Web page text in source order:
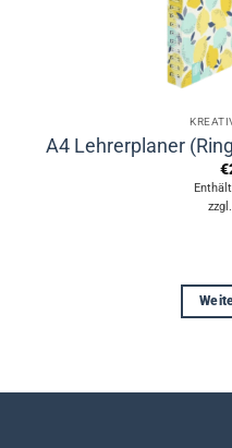
A4 Lehrerplaner
€
zzgl.